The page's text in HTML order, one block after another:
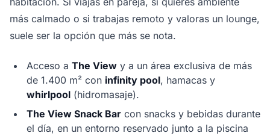
más calmado o si trabajas remoto y valoras un lounge,
suele ser la opción que más se nota.
Acceso a The View y a un área exclusiva de más
de 1.400 m² con infinity pool, hamacas y
whirlpool (hidromasaje).
The View Snack Bar con snacks y bebidas durante
el día, en un entorno reservado junto a la piscina